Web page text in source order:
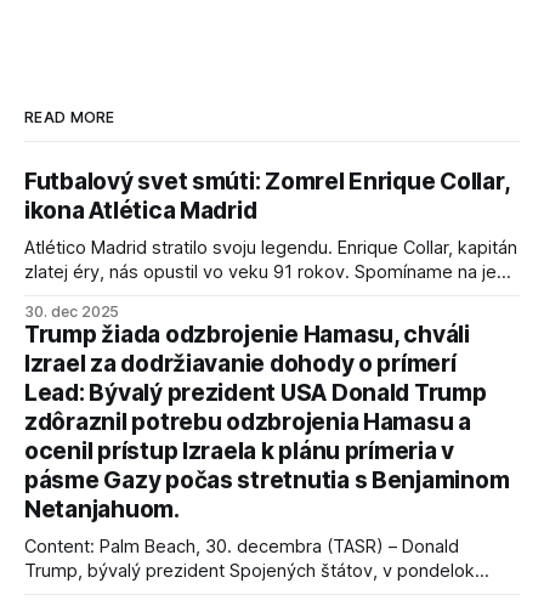
READ MORE
Futbalový svet smúti: Zomrel Enrique Collar,
ikona Atlética Madrid
Atlético Madrid stratilo svoju legendu. Enrique Collar, kapitán
zlatej éry, nás opustil vo veku 91 rokov. Spomíname na jeho
30. dec 2025
Trump žiada odzbrojenie Hamasu, chváli
Izrael za dodržiavanie dohody o prímerí
Lead: Bývalý prezident USA Donald Trump
zdôraznil potrebu odzbrojenia Hamasu a
ocenil prístup Izraela k plánu prímeria v
pásme Gazy počas stretnutia s Benjaminom
Netanjahuom.
Content: Palm Beach, 30. decembra (TASR) – Donald
Trump, bývalý prezident Spojených štátov, v pondelok